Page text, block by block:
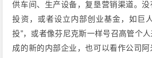
供车间、生产设备，复垦营销渠道。
投资，或者设立内部创业基金，如巨
投”，或者像芬尼克斯一样号召高管个
成的新的内部企业，也可以看作公司